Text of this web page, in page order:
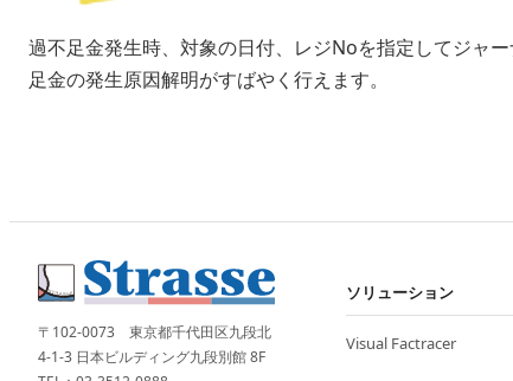
過不足金発生時、対象の日付、レジNoを指定してジャ
足金の発生原因解明がすばやく行えます。
〒102-0073 東京都千代田区九段北
4-1-3 日本ビルディング九段別館 8F
ソリューション
Visual Factracer